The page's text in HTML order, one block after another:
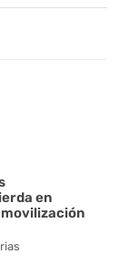
en